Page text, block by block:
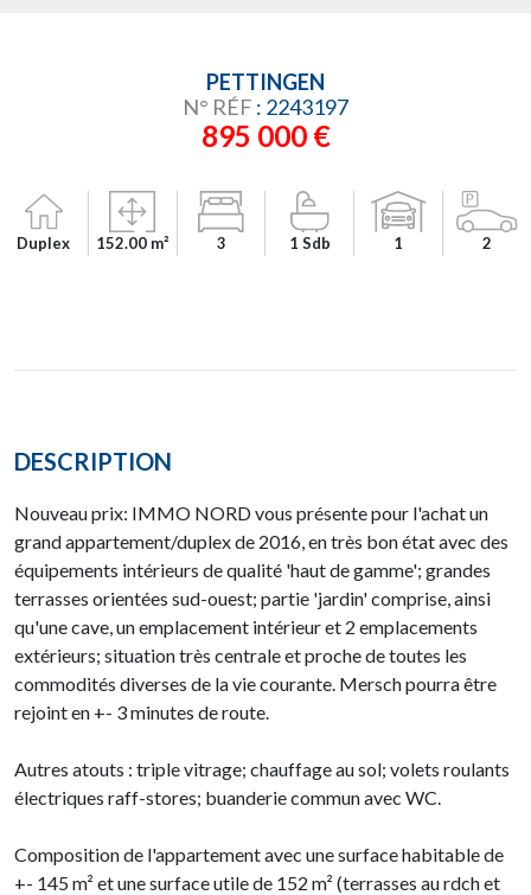
PETTINGEN
N° RÉF : 2243197
895 000 €
Duplex 152.00 m² 3 1 Sdb 1 2
DESCRIPTION
Nouveau prix: IMMO NORD vous présente pour l'achat un
grand appartement/duplex de 2016, en très bon état avec des
équipements intérieurs de qualité 'haut de gamme'; grandes
terrasses orientées sud-ouest; partie 'jardin' comprise, ainsi
qu'une cave, un emplacement intérieur et 2 emplacements
extérieurs; situation très centrale et proche de toutes les
commodités diverses de la vie courante. Mersch pourra être
rejoint en +- 3 minutes de route.
Autres atouts : triple vitrage; chauffage au sol; volets roulants
électriques raff-stores; buanderie commun avec WC.
Composition de l'appartement avec une surface habitable de
+- 145 m² et une surface utile de 152 m² (terrasses au rdch et